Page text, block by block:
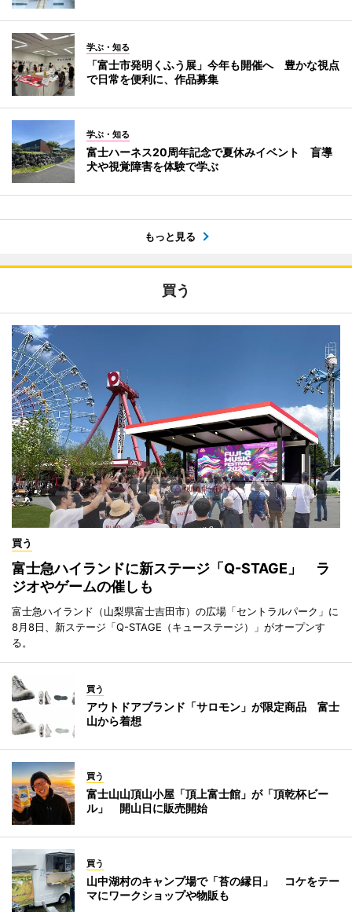
学ぶ・知る
「富士市発明くふう展」今年も開催へ 豊かな視点
で日常を便利に、作品募集
学ぶ・知る
富士ハーネス20周年記念で夏休みイベント 盲導
犬や視覚障害を体験で学ぶ
もっと見る
買う
買う
富士急ハイランドに新ステージ「Q-STAGE」 ラ
ジオやゲームの催しも
富士急ハイランド（山梨県富士吉田市）の広場「セントラルパーク」に
8月8日、新ステージ「Q-STAGE（キューステージ）」がオープンす
る。
買う
アウトドアブランド「サロモン」が限定商品 富士
山から着想
買う
富士山山頂山小屋「頂上富士館」が「頂乾杯ビー
ル」 開山日に販売開始
買う
山中湖村のキャンプ場で「苔の縁日」 コケをテー
マにワークショップや物販も